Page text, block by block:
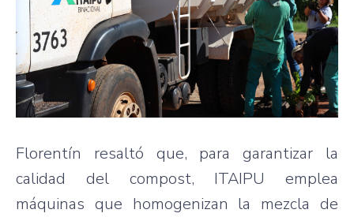
Florentín resaltó que, para garantizar la
calidad del compost, ITAIPU emplea
máquinas que homogenizan la mezcla de